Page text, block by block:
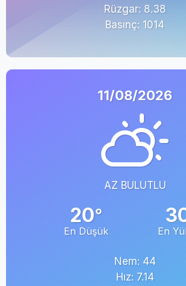
Rüzgar: 8.38
Basınç: 1014
11/08/2026
AZ BULUTLU
20°
En Düşük En
Nem: 44
Hız: 7.14